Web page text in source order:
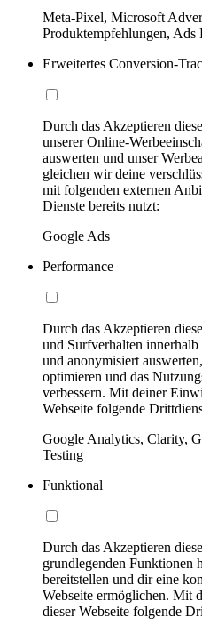
Meta-Pixel, Microsoft
Produktempfehlungen, Ads
Erweitertes Conversion-
Durch das Akzeptieren
unserer Online-
auswerten und unser
gleichen wir deine
mit folgenden externen
Dienste bereits nutzt:
Google Ads
Performance
Durch das Akzeptieren
und Surfverhalten
und anonymisiert
optimieren und das
verbessern. Mit deiner
Webseite folgende
Google Analytics, Clarity,
Testing
Funktional
Durch das Akzeptieren
grundlegenden Funktionen
bereitstellen und dir eine
Webseite ermöglichen. Mit
dieser Webseite folgende